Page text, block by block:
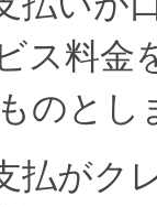
ス料
のとし
払がク